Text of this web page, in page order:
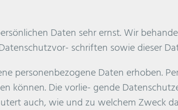
Daten sehr ernst. Wir
schriften sowie dieser
personenbezogene Daten erhoben.
können. Die vorlie- gende
auch, wie und zu welchem Zweck